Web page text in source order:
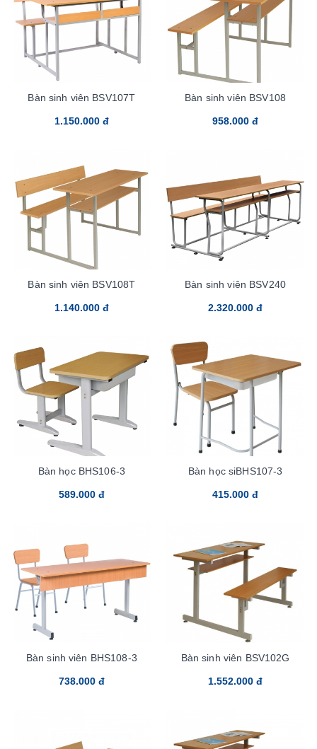
Bàn sinh viên BSV107T
1.150.000 đ
Bàn sinh viên BSV108
958.000 đ
Bàn sinh viên BSV108T
1.140.000 đ
Bàn sinh viên BSV240
2.320.000 đ
Bàn học BHS106-3
589.000 đ
Bàn học siBHS107-3
415.000 đ
Bàn sinh viên BHS108-3
738.000 đ
Bàn sinh viên BSV102G
1.552.000 đ